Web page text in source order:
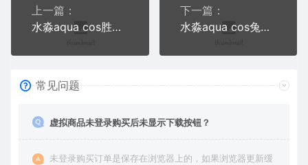
上一篇：
水淼aqua cos胜利女神+北斗凝光写真
下一篇：
水淼aqua cos兔女郎三件套写真合集
常见问题
虚拟商品未登录购买后未显示下载按钮？
未登录购买订单是保存在浏览器上的，如果浏览器更新缓